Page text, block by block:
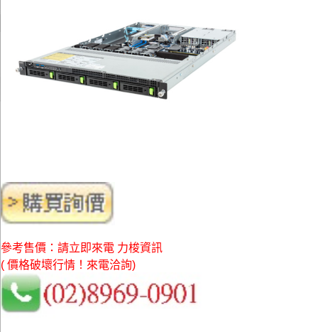
參考售價：請立即來電 力梭資訊
( 價格破壞行情！來電洽詢)